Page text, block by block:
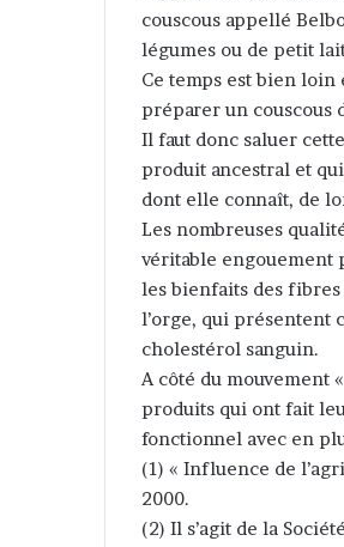
couscous appellé
légumes ou de petit
Ce temps est bien loin
préparer un couscous
Il faut donc saluer
produit ancestral et
dont elle connaît, de
Les nombreuses
véritable engouement
les bienfaits des fibres
l’orge, qui présentent
cholestérol sanguin.
A côté du mouvement
produits qui ont fait
fonctionnel avec en
(1) « Influence de
2000.
(2) Il s’agit de la